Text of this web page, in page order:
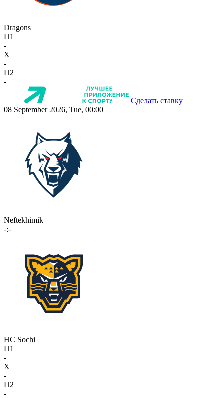
Dragons
П1
-
X
-
П2
-
Сделать ставку
08 September 2026, Tue, 00:00
Neftekhimik
-:-
HC Sochi
П1
-
X
-
П2
-